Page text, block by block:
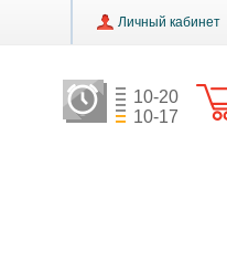
Личный кабинет
10-20
10-17